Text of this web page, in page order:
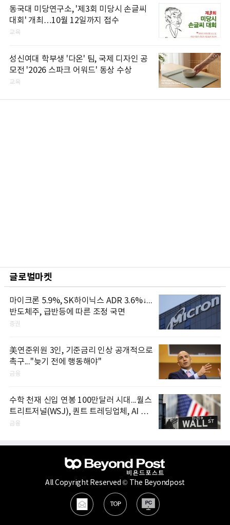
동국대 미당연구소, '제3회 미당시 손글씨
대회' 개최…10월 12일까지 접수
교육
성신여대 학부생 '다온' 팀, 국제 디자인 공
모전 '2026 스파크 어워드' 동상 수상
교육
글로벌마켓
마이크론 5.9%, SK하이닉스 ADR 3.6%↓...
반도체주, 급반등에 따른 조정 국면
증권
美연준위원 3인, 기준금리 인상 공개적으로
촉구..."늦기 전에 행동해야"
금융
수학 천재 신입 연봉 100만달러 시대...월스
트리트저널(WSJ), 퀀트 트레딩업체, AI 기
업들 인재 확보 경쟁
금융
All Copyright Reserved © The Beyondpost